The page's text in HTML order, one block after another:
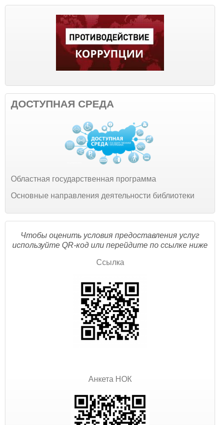
ДОСТУПНАЯ СРЕДА
Областная государственная программа
Основные направления деятельности библиотеки
Чтобы оценить условия предоставления услуг
используйте QR-код или перейдите по ссылке ниже
Ссылка
Анкета НОК